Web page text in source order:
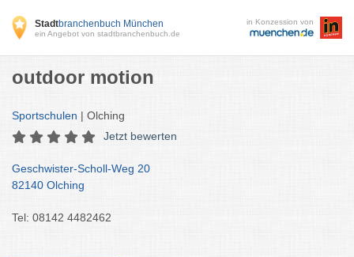
Stadtbranchenbuch München
ein Angebot von stadtbranchenbuch.de
in Konzession von
outdoor motion
Sportschulen | Olching
Jetzt bewerten
Geschwister-Scholl-Weg 20
82140 Olching
Tel: 08142 4482462